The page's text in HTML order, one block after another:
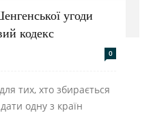
будівництва угоди
кодекс
0
тих, хто збирається
одну з країн